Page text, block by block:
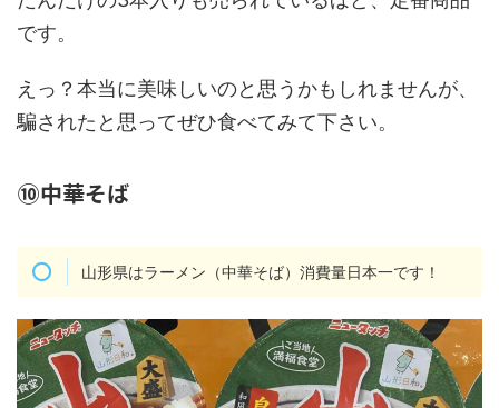
です。
えっ？本当に美味しいのと思うかもしれませんが、
騙されたと思ってぜひ食べてみて下さい。
⑩中華そば
山形県はラーメン（中華そば）消費量日本一です！